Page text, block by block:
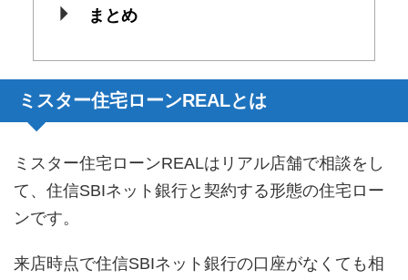
まとめ
ミスター住宅ローンREALとは
ミスター住宅ローンREALはリアル店舗で相談をし
て、住信SBIネット銀行と契約する形態の住宅ロー
ンです。
来店時点で住信SBIネット銀行の口座がなくても相